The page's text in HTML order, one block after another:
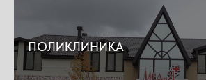
ПОЛИКЛИНИКА